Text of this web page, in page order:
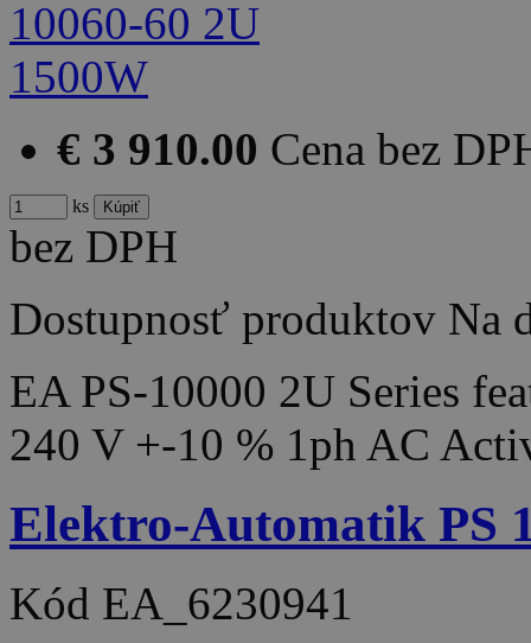
€ 3 910.00 Cena bez
ks
bez DPH
Dostupnosť produktov Na
EA PS-10000 2U Series
240 V +-10 % 1ph AC
Elektro-Automatik PS
Kód EA_6230941